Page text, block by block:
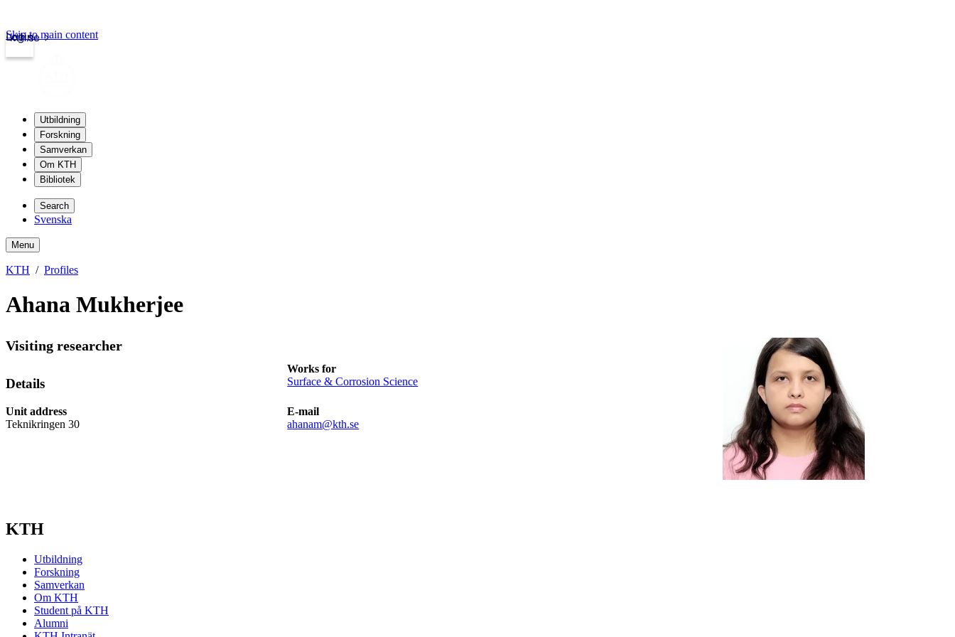
kth.se
Login
Skip to main content
Utbildning
Forskning
Samverkan
Om KTH
Bibliotek
Search
Svenska
Menu
KTH Profiles
Ahana Mukherjee
Visiting researcher
Details
Works for
Surface & Corrosion Science
Unit address
Teknikringen 30
E-mail
ahanam@kth.se
KTH
Utbildning
Forskning
Samverkan
Om KTH
Student på KTH
Alumni